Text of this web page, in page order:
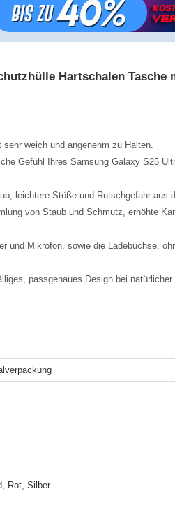
Hartschalen Tasche
weich und angenehm zu Halten.
Gefühl Ihres Samsung Galaxy S25
leichtere Stöße und Rutschgefahr aus
von Staub und Schmutz, erhöhte
und Mikrofon, sowie die Ladebuchse,
passgenaues Design bei
Rot, Silber